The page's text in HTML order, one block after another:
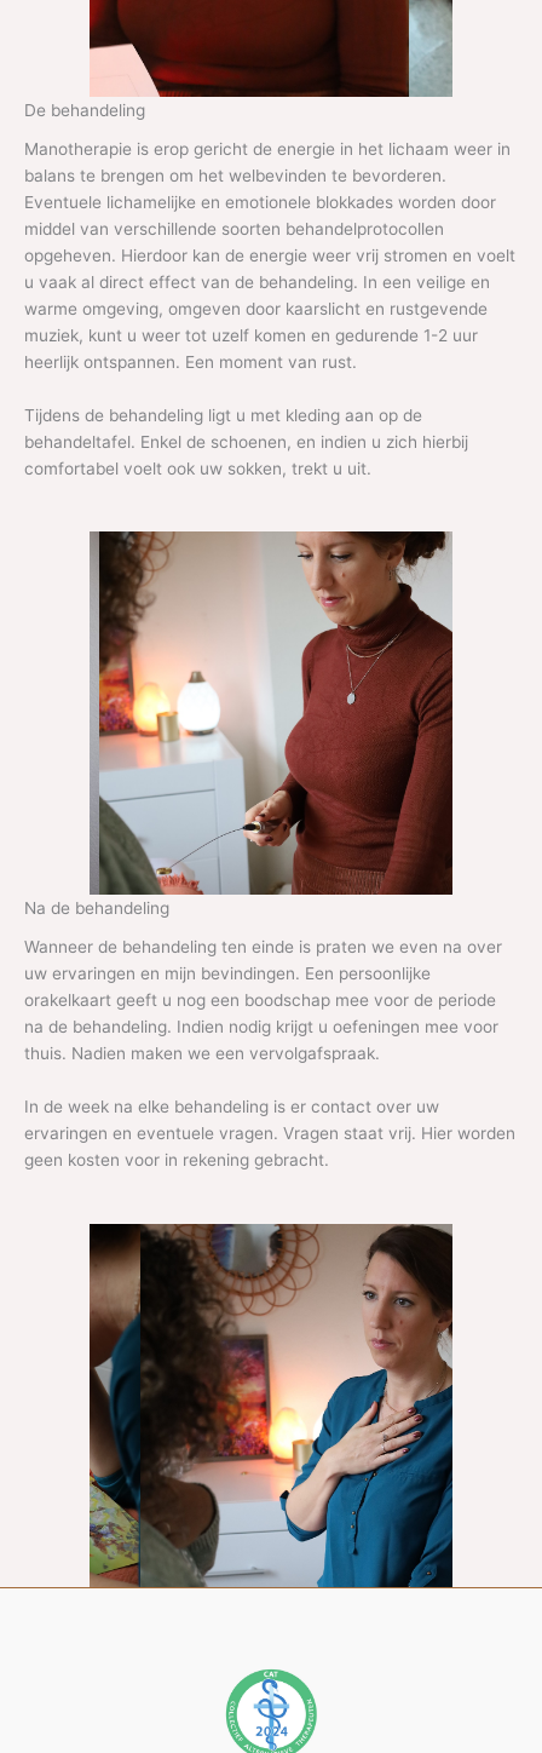
De behandeling
Manotherapie is erop gericht de energie in het lichaam weer in
balans te brengen om het welbevinden te bevorderen.
Eventuele lichamelijke en emotionele blokkades worden door
middel van verschillende soorten behandelprotocollen
opgeheven. Hierdoor kan de energie weer vrij stromen en voelt
u vaak al direct effect van de behandeling. In een veilige en
warme omgeving, omgeven door kaarslicht en rustgevende
muziek, kunt u weer tot uzelf komen en gedurende 1-2 uur
heerlijk ontspannen. Een moment van rust.
Tijdens de behandeling ligt u met kleding aan op de
behandeltafel. Enkel de schoenen, en indien u zich hierbij
comfortabel voelt ook uw sokken, trekt u uit.
Na de behandeling
Wanneer de behandeling ten einde is praten we even na over
uw ervaringen en mijn bevindingen. Een persoonlijke
orakelkaart geeft u nog een boodschap mee voor de periode
na de behandeling. Indien nodig krijgt u oefeningen mee voor
thuis. Nadien maken we een vervolgafspraak.
In de week na elke behandeling is er contact over uw
ervaringen en eventuele vragen. Vragen staat vrij. Hier worden
geen kosten voor in rekening gebracht.